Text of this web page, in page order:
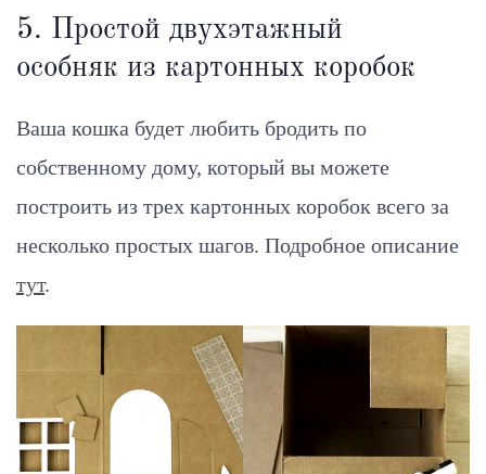
5. Простой двухэтажный
особняк из картонных коробок
Ваша кошка будет любить бродить по
собственному дому, который вы можете
построить из трех картонных коробок всего за
несколько простых шагов. Подробное описание
тут.